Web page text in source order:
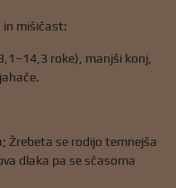
in mišičast:
roke), manjši konj,
Žrebeta se rodijo temnejša
dlaka pa se sčasoma